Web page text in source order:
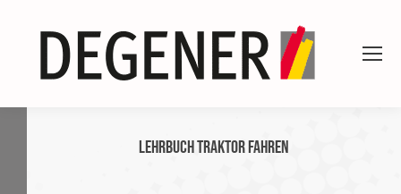
Lehrbuch Traktor fahren